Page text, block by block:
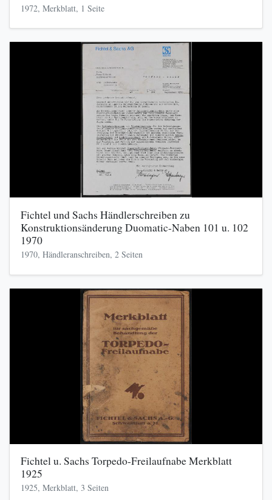
1972, Merkblatt, 1 Seite
Fichtel und Sachs Händlerschreiben zu
Konstruktionsänderung Duomatic-Naben 101 u. 102
1970
1970, Händleranschreiben, 2 Seiten
Fichtel u. Sachs Torpedo-Freilaufnabe Merkblatt
1925
1925, Merkblatt, 3 Seiten